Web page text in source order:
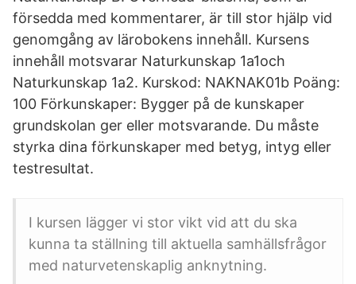
försedda med kommentarer, är till stor hjälp vid
genomgång av lärobokens innehåll. Kursens
innehåll motsvarar Naturkunskap 1a1och
Naturkunskap 1a2. Kurskod: NAKNAK01b Poäng:
100 Förkunskaper: Bygger på de kunskaper
grundskolan ger eller motsvarande. Du måste
styrka dina förkunskaper med betyg, intyg eller
testresultat.
I kursen lägger vi stor vikt vid att du ska
kunna ta ställning till aktuella samhällsfrågor
med naturvetenskaplig anknytning.